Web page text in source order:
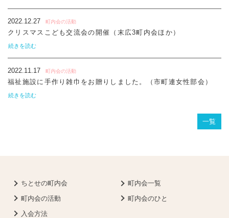
2022.12.27 町内会の活動
クリスマスこども交流会の開催（末広3町内会ほか）
続きを読む
2022.11.17 町内会の活動
福祉施設に手作り雑巾をお贈りしました。（市町連女性部会）
続きを読む
一覧
ちとせの町内会
町内会一覧
町内会の活動
町内会のひと
入会方法